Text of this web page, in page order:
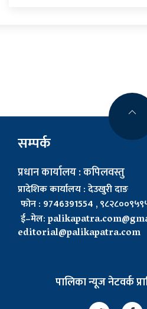
सम्पर्क
प्रधान कार्यालय : कपिलवस्तु
प्रादेशिक कार्यालय : देउखुरी दाङ
फोन : 9746391554 ,
ई–मेल:
editorial@palikapatra.com
पालिका न्यूज नेटवर्क